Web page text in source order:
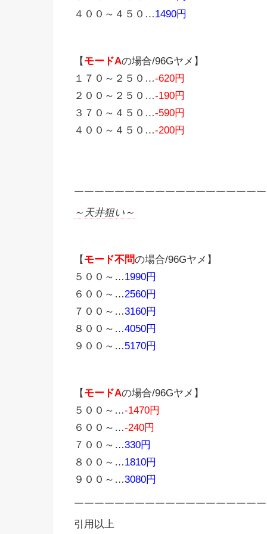
４００～４５０…1490円
【 モードAの場合/96Gヤメ】
１７０～２５０…-620円
２００～２５０…-190円
３７０～４５０…-590円
４００～４５０…-200円
￣￣￣￣￣￣￣￣￣￣￣￣￣￣￣￣￣￣
～天井狙い～
【 モード不問の場合/96Gヤメ】
５００～…1990円
６００～…2560円
７００～…3160円
８００～…4050円
９００～…5170円
【 モードAの場合/96Gヤメ】
５００～…-1470円
６００～…-240円
７００～…330円
８００～…1810円
９００～…3080円
￣￣￣￣￣￣￣￣￣￣￣￣￣￣￣￣￣￣
引用以上